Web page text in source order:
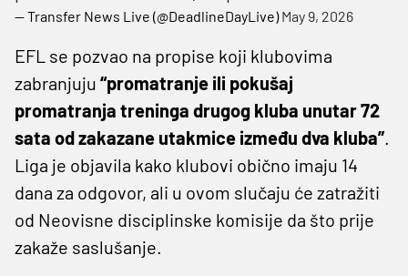
— Transfer News Live (@DeadlineDayLive)May 9, 2026
EFL se pozvao na propise koji klubovima
zabranjuju “promatranje ili pokušaj
promatranja treninga drugog kluba unutar 72
sata od zakazane utakmice između dva kluba”.
Liga je objavila kako klubovi obično imaju 14
dana za odgovor, ali u ovom slučaju će zatražiti
od Neovisne disciplinske komisije da što prije
zakaže saslušanje.